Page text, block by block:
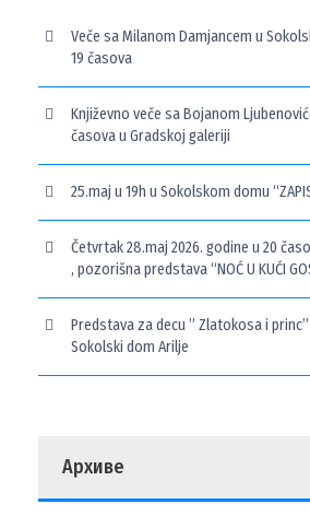
Veče sa Milanom Damjancem u
19 časova
Književno veče sa Bojanom
časova u Gradskoj galeriji
25.maj u 19h u Sokolskom domu “ZAPIS
Četvrtak 28.maj 2026. godine u 20
, pozorišna predstava “NOĆ U KUĆI
Predstava za decu ” Zlatokosa i
Sokolski dom Arilje
Архиве